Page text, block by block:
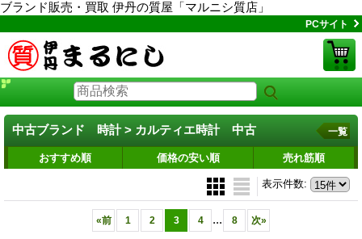
ブランド販売・買取 伊丹の質屋「マルニシ質店」
PCサイト
中古ブランド 時計 > カルティエ時計 中古 一覧
おすすめ順 価格の安い順 売れ筋順
表示件数:
«前 1 2 3 4 ... 8 次»